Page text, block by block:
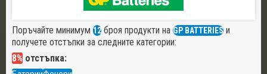
Поръчайте минимум 12 броя продукти на GP BATTERIES и
получете отстъпки за следните категории:
8% отстъпка: